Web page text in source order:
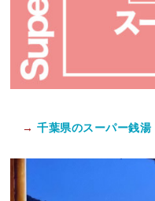
→ 千葉県のスーパー銭